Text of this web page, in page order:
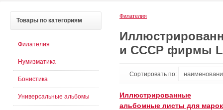
Филателия
и СССР фирмы
Сортировать по:
Иллюстрированные
альбомные листы для марок
Товары по категориям
Филателия
Нумизматика
Бонистика
Универсальные альбомы